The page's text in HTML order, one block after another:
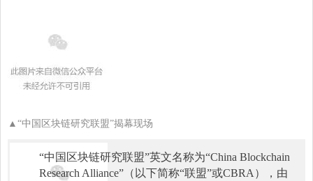
▲ “中国区块链研究联盟”揭幕现场
“中国区块链研究联盟”英文名称为“China Blockchain
Research Alliance”（以下简称“联盟”或CBRA），由